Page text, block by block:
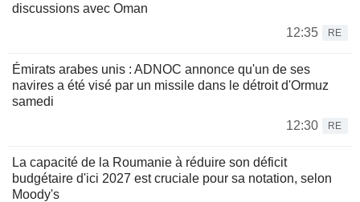
discussions avec Oman
12:35
RE
Émirats arabes unis : ADNOC annonce qu'un de ses
navires a été visé par un missile dans le détroit d'Ormuz
samedi
12:30
RE
La capacité de la Roumanie à réduire son déficit
budgétaire d'ici 2027 est cruciale pour sa notation, selon
Moody's